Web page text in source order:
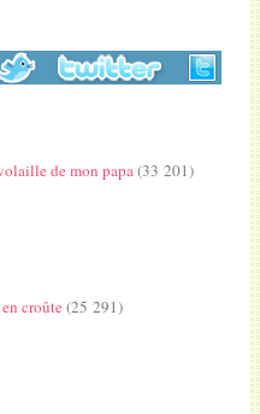
de mon papa(33 201)
croûte(25 291)